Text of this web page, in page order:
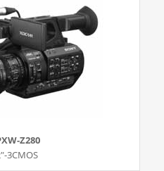
Z280
3CMOS